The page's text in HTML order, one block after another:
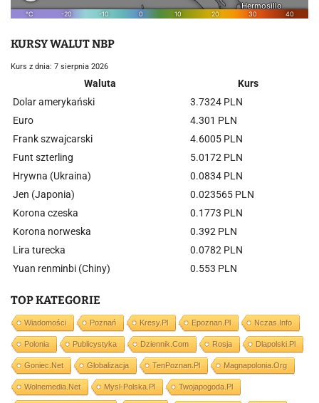
KURSY WALUT NBP
Kurs z dnia: 7 sierpnia 2026
Waluta
Kurs
Dolar amerykański
3.7324 PLN
Euro
4.301 PLN
Frank szwajcarski
4.6005 PLN
Funt szterling
5.0172 PLN
Hrywna (Ukraina)
0.0834 PLN
Jen (Japonia)
0.023565 PLN
Korona czeska
0.1773 PLN
Korona norweska
0.392 PLN
Lira turecka
0.0782 PLN
Yuan renminbi (Chiny)
0.553 PLN
TOP KATEGORIE
Wiadomości Poznań Kresy.pl Epoznan.pl Nczas.info
Polonia Publicystyka Dziennik.com Rosja Dlapolski.pl
Goniec.net Globalizacja TenPoznan.pl Magnapolonia.org
Wolnemedia.net Mysl-Polska.pl Twojapogoda.pl